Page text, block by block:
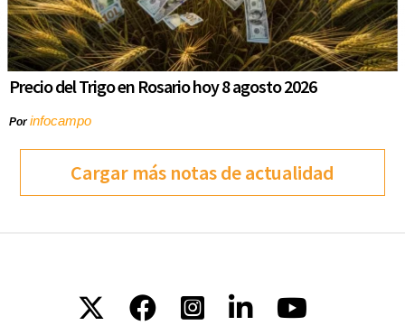
Precio del Trigo en Rosario hoy 8 agosto 2026
Porinfocampo
Cargar más notas de actualidad